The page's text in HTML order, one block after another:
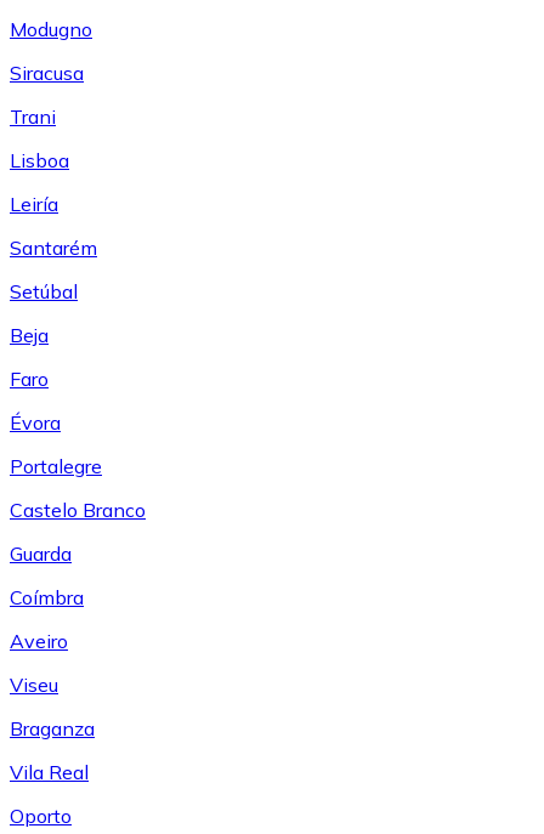
Modugno
Siracusa
Trani
Lisboa
Leiría
Santarém
Setúbal
Beja
Faro
Évora
Portalegre
Castelo Branco
Guarda
Coímbra
Aveiro
Viseu
Braganza
Vila Real
Oporto